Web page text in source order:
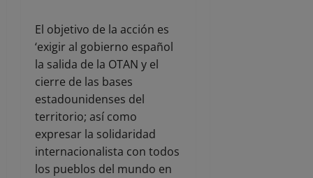
El objetivo de la acción es
‘exigir al gobierno español
la salida de la OTAN y el
cierre de las bases
estadounidenses del
territorio; así como
expresar la solidaridad
internacionalista con todos
los pueblos del mundo en